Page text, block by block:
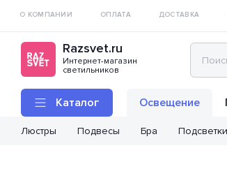
О КОМПАНИИ ОПЛАТА ДОСТАВКА
Razsvet.ru
Интернет-магазин
светильников
Каталог Освещение
Люстры Подвесы Бра Подсветки